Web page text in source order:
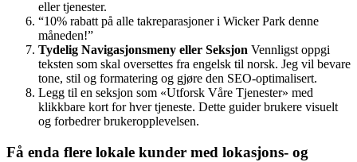
eller tjenester.
“10% rabatt på alle takreparasjoner i Wicker Park denne
måneden!”
Tydelig Navigasjonsmeny eller Seksjon Vennligst oppgi
teksten som skal oversettes fra engelsk til norsk. Jeg vil bevare
tone, stil og formatering og gjøre den SEO-optimalisert.
Legg til en seksjon som «Utforsk Våre Tjenester» med
klikkbare kort for hver tjeneste. Dette guider brukere visuelt
og forbedrer brukeropplevelsen.
Få enda flere lokale kunder med lokasjons- og